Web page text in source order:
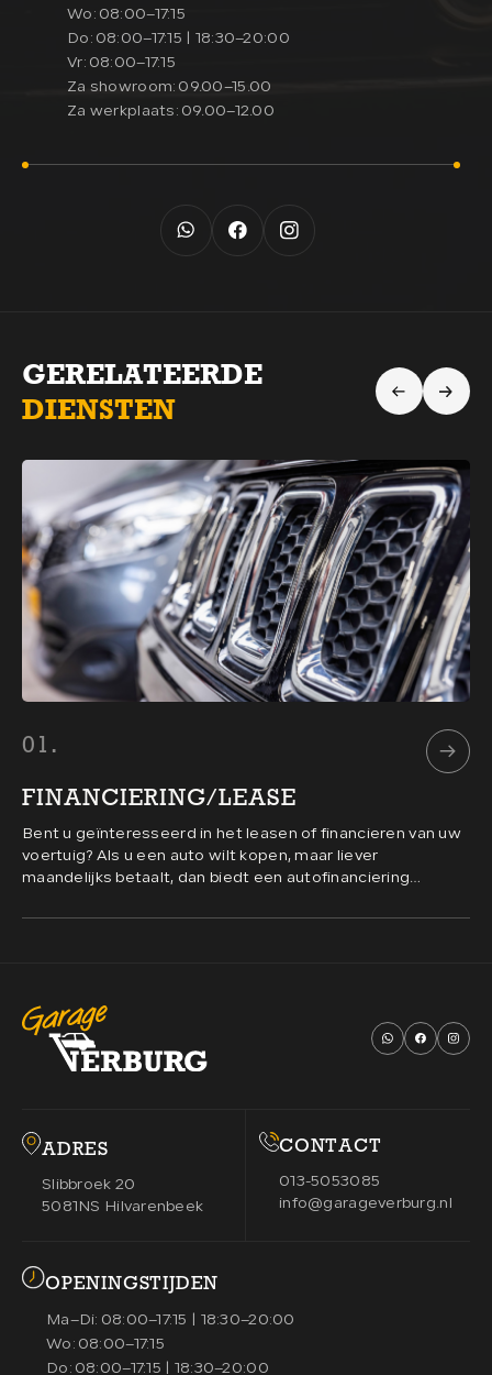
Wo: 08:00–17:15
Do: 08:00–17:15 | 18:30–20:00
Vr: 08:00–17:15
Za showroom: 09.00–15.00
Za werkplaats: 09.00–12.00
GERELATEERDE
DIENSTEN
01.
FINANCIERING/LEASE
Bent u geïnteresseerd in het leasen of financieren van uw
voertuig? Als u een auto wilt kopen, maar liever
maandelijks betaalt, dan biedt een autofinanciering
ADRES
Slibbroek 20
5081NS Hilvarenbeek
CONTACT
013-5053085
info@garageverburg.nl
OPENINGSTIJDEN
Ma–Di: 08:00–17:15 | 18:30–20:00
Wo: 08:00–17:15
Do: 08:00–17:15 | 18:30–20:00